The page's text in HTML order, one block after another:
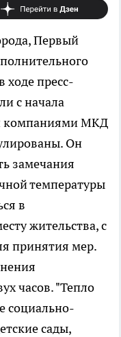
Первый
ходе пресс-
с начала
компаниями МКД
Он
замечания
температуры
в
жительства, с
принятия мер.
часов. "Тепло
социально-
сады,